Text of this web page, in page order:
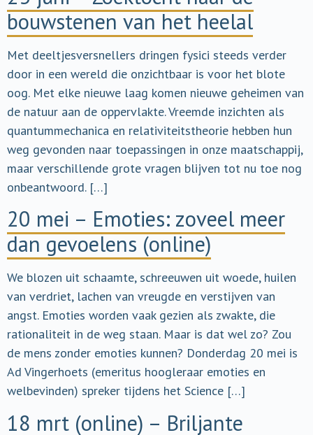
bouwstenen van het heelal
Met deeltjesversnellers dringen fysici steeds verder
door in een wereld die onzichtbaar is voor het blote
oog. Met elke nieuwe laag komen nieuwe geheimen van
de natuur aan de oppervlakte. Vreemde inzichten als
quantummechanica en relativiteitstheorie hebben hun
weg gevonden naar toepassingen in onze maatschappij,
maar verschillende grote vragen blijven tot nu toe nog
onbeantwoord. […]
20 mei – Emoties: zoveel meer
dan gevoelens (online)
We blozen uit schaamte, schreeuwen uit woede, huilen
van verdriet, lachen van vreugde en verstijven van
angst. Emoties worden vaak gezien als zwakte, die
rationaliteit in de weg staan. Maar is dat wel zo? Zou
de mens zonder emoties kunnen? Donderdag 20 mei is
Ad Vingerhoets (emeritus hoogleraar emoties en
welbevinden) spreker tijdens het Science […]
18 mrt (online) – Briljante